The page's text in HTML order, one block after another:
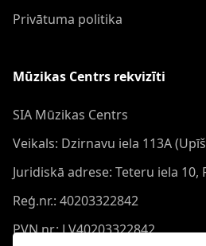
Privātuma politika
Mūzikas Centrs rekvizīti
SIA Mūzikas Centrs
Veikals: Dzirnavu iela 113A
Juridiskā adrese: Teteru iela 10,
Reģ.nr.: 40203322842
PVN nr.: LV40203322842